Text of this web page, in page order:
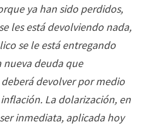
ya han sido perdidos,
les está devolviendo nada,
se le está entregando
nueva deuda que
devolver por medio
La dolarización, en
inmediata, aplicada hoy